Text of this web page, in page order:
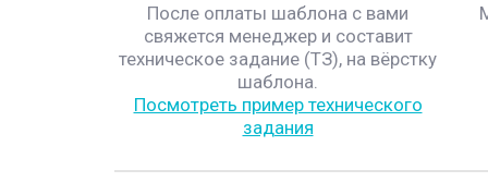
После оплаты шаблона с вами
свяжется менеджер и составит
техническое задание (ТЗ), на вёрстку
шаблона.
Посмотреть пример технического
задания